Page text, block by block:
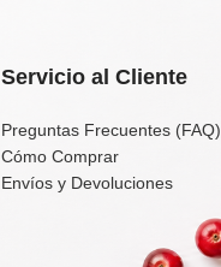
Servicio al Cliente
Preguntas Frecuentes (FAQ)
Cómo Comprar
Envíos y Devoluciones